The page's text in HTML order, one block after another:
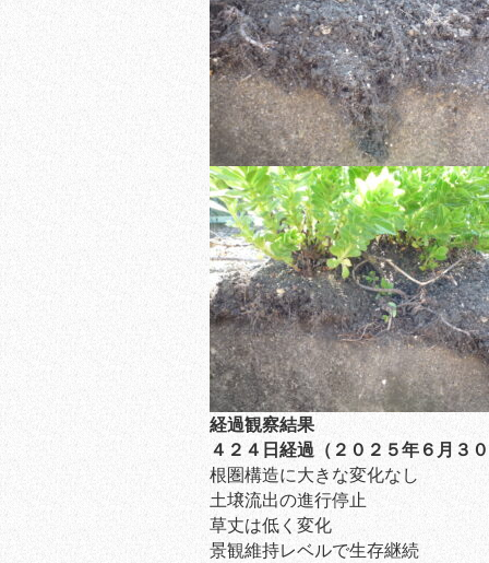
経過観察結果
４２４ 日経過（２０２５年６ 月３０
根圏構造に大きな変化なし
土壌流出の進行停止
草丈は低く変化
景観維持レベルで生存継続